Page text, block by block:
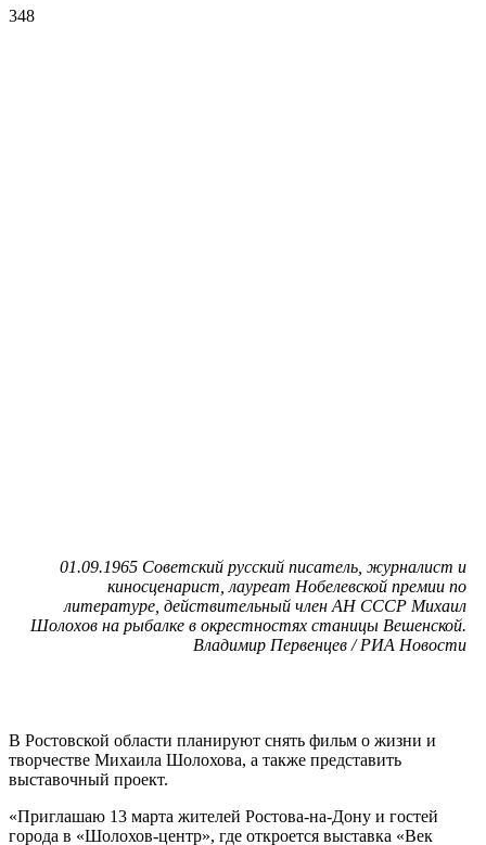
348
01.09.1965 Советский русский писатель, журналист и
киносценарист, лауреат Нобелевской премии по
литературе, действительный член АН СССР Михаил
Шолохов на рыбалке в окрестностях станицы Вешенской.
Владимир Первенцев / РИА Новости
В Ростовской области планируют снять фильм о жизни и
творчестве Михаила Шолохова, а также представить
выставочный проект.
«Приглашаю 13 марта жителей Ростова-на-Дону и гостей
города в «Шолохов-центр», где откроется выставка «Век